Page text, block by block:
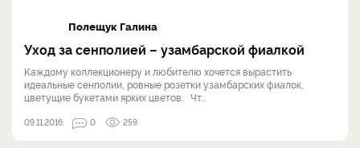
Полещук Галина
Уход за сенполией – узамбарской фиалкой
Каждому коллекционеру и любителю хочется вырастить
идеальные сенполии, ровные розетки узамбарских фиалок,
цветущие букетами ярких цветов. Чт...
09.11.2016 0 259